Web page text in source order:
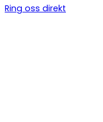
Ring oss direkt